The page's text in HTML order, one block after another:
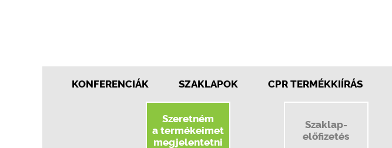
KONFERENCIÁK SZAKLAPOK CPR TERMÉKKIÍRÁS
Szeretném
a termékeimet
megjelentetni
Szaklap-
előfizetés